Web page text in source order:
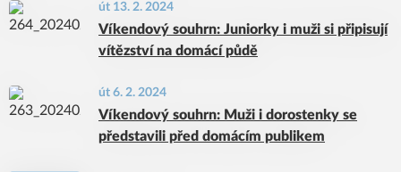
út 13. 2. 2024
Víkendový souhrn: Juniorky i muži si připisují
vítězství na domácí půdě
út 6. 2. 2024
Víkendový souhrn: Muži i dorostenky se
představili před domácím publikem